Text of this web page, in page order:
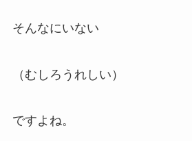
そんなにいない
（むしろうれしい）
ですよね。